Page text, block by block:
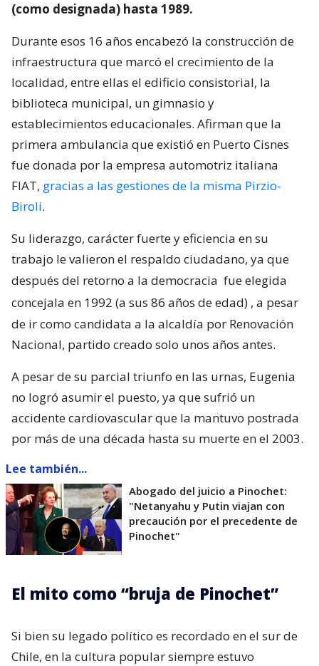
(como designada) hasta 1989.
Durante esos 16 años encabezó la construcción de
infraestructura que marcó el crecimiento de la
localidad, entre ellas el edificio consistorial, la
biblioteca municipal, un gimnasio y
establecimientos educacionales. Afirman que la
primera ambulancia que existió en Puerto Cisnes
fue donada por la empresa automotriz italiana
FIAT, gracias a las gestiones de la misma Pirzio-
Biroli.
Su liderazgo, carácter fuerte y eficiencia en su
trabajo le valieron el respaldo ciudadano, ya que
después del retorno a la democracia fue elegida
concejala en 1992 (a sus 86 años de edad) , a pesar
de ir como candidata a la alcaldía por Renovación
Nacional, partido creado solo unos años antes.
A pesar de su parcial triunfo en las urnas, Eugenia
no logró asumir el puesto, ya que sufrió un
accidente cardiovascular que la mantuvo postrada
por más de una década hasta su muerte en el 2003.
Lee también...
Abogado del juicio a Pinochet:
"Netanyahu y Putin viajan con
precaución por el precedente de
Pinochet"
El mito como “bruja de Pinochet”
Si bien su legado político es recordado en el sur de
Chile, en la cultura popular siempre estuvo